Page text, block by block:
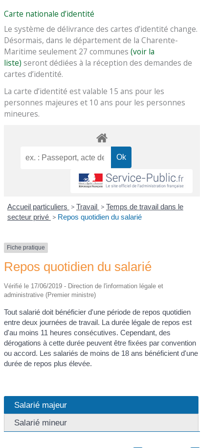
Carte nationale d’identité
Le système de délivrance des cartes d’identité change.
Désormais, dans le département de la Charente-
Maritime seulement 27 communes(voir la
liste) seront dédiées à la réception des demandes de
cartes d’identité.
La carte d’identité est valable 15 ans pour les
personnes majeures et 10 ans pour les personnes
mineures.
Accueil particuliers > Travail > Temps de travail dans le
secteur privé > Repos quotidien du salarié
Fiche pratique
Repos quotidien du salarié
Vérifié le 17/06/2019 - Direction de l'information légale et
administrative (Premier ministre)
Tout salarié doit bénéficier d'une période de repos quotidien
entre deux journées de travail. La durée légale de repos est
d'au moins 11 heures consécutives. Cependant, des
dérogations à cette durée peuvent être fixées par convention
ou accord. Les salariés de moins de 18 ans bénéficient d'une
durée de repos plus élevée.
Salarié majeur
Salarié mineur